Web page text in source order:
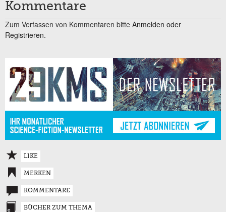
Kommentare
Zum Verfassen von Kommentaren bitte Anmelden oder
Registrieren.
LIKE
MERKEN
KOMMENTARE
BÜCHER ZUM THEMA